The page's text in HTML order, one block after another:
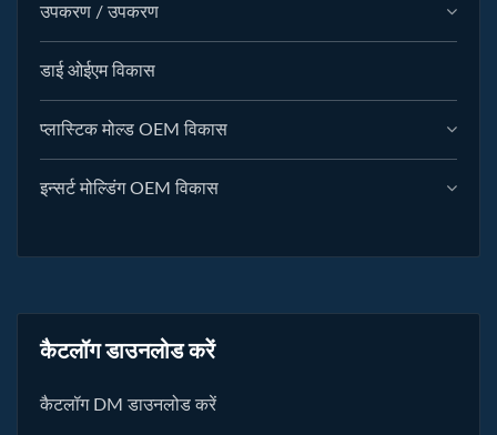
उपकरण / उपकरण
डाई ओईएम विकास
प्लास्टिक मोल्ड OEM विकास
इन्सर्ट मोल्डिंग OEM विकास
कैटलॉग डाउनलोड करें
कैटलॉग DM डाउनलोड करें